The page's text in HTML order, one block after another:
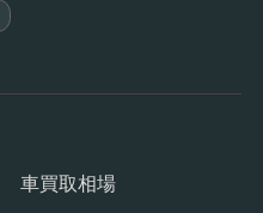
車買取相場